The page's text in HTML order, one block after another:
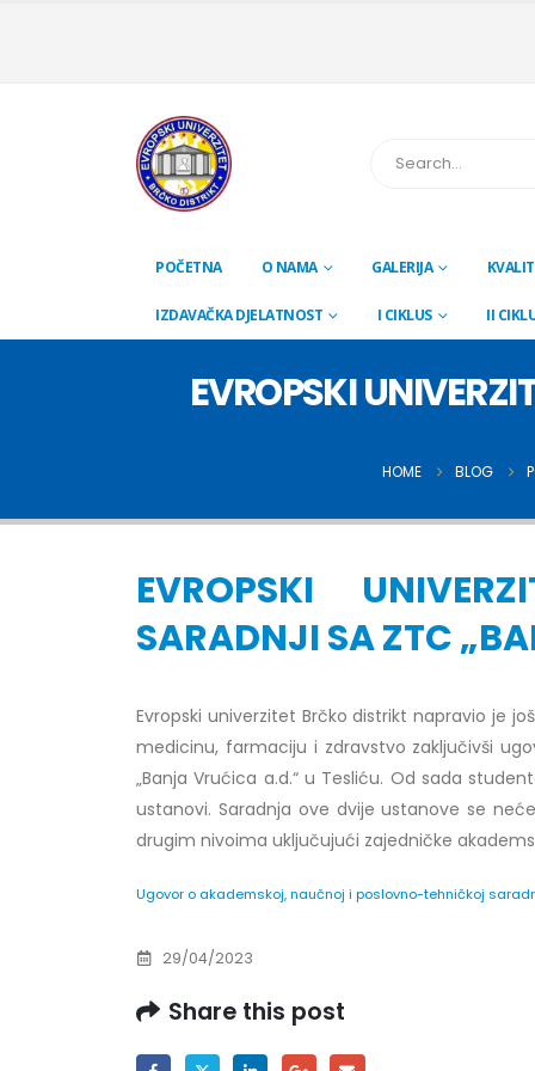
POČETNA O NAMA GALERIJA
IZDAVAČKA DJELATNOST I CIKLUS II
EVROPSKI
HOME BLOG
EVROPSKI
SARADNJI SA ZTC
Evropski univerzitet Brčko distrikt napravio je
medicinu, farmaciju i zdravstvo zaključivši
„Banja Vrućica a.d.“ u Tesliću. Od sada
ustanovi. Saradnja ove dvije ustanove se
drugim nivoima uključujući zajedničke
Ugovor o akademskoj, naučnoj i poslovno-tehničkoj
29/04/2023
Share this post
godine
30/07/2026
Obavještenje za javnost 30.07.2026.
godine
30/07/2026
29/07/2026
Prof. dr Azijada Beganlić – rezultati
ispita
24/07/
Prof.
22/07/
ispita